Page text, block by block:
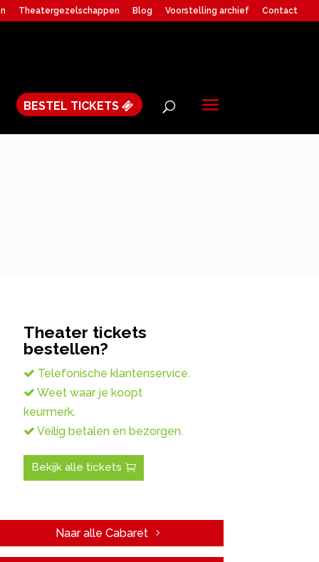
Theatergezelschappen Blog Voorstelling archief Contact
BESTEL TICKETS
Theater tickets
bestellen?
Telefonische klantenservice.
Weet waar je koopt
keurmerk.
Veilig betalen en bezorgen.
Bekijk alle tickets
Naar alle Cabaret